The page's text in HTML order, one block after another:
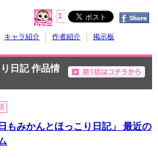
キャラ紹介 作者紹介 掲示板
1
日記 作品情
日もみかんとほっこり日記」 最近の